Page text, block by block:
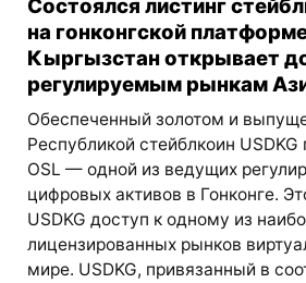
Состоялся листинг
на гонконгской
Кыргызстан открывает
регулируемым рынкам
Обеспеченный золотом и
Республикой стейблкоин
OSL — одной из ведущих
цифровых активов в Гонконге.
USDKG доступ к одному из
лицензированных рынков
мире. USDKG, привязанный в